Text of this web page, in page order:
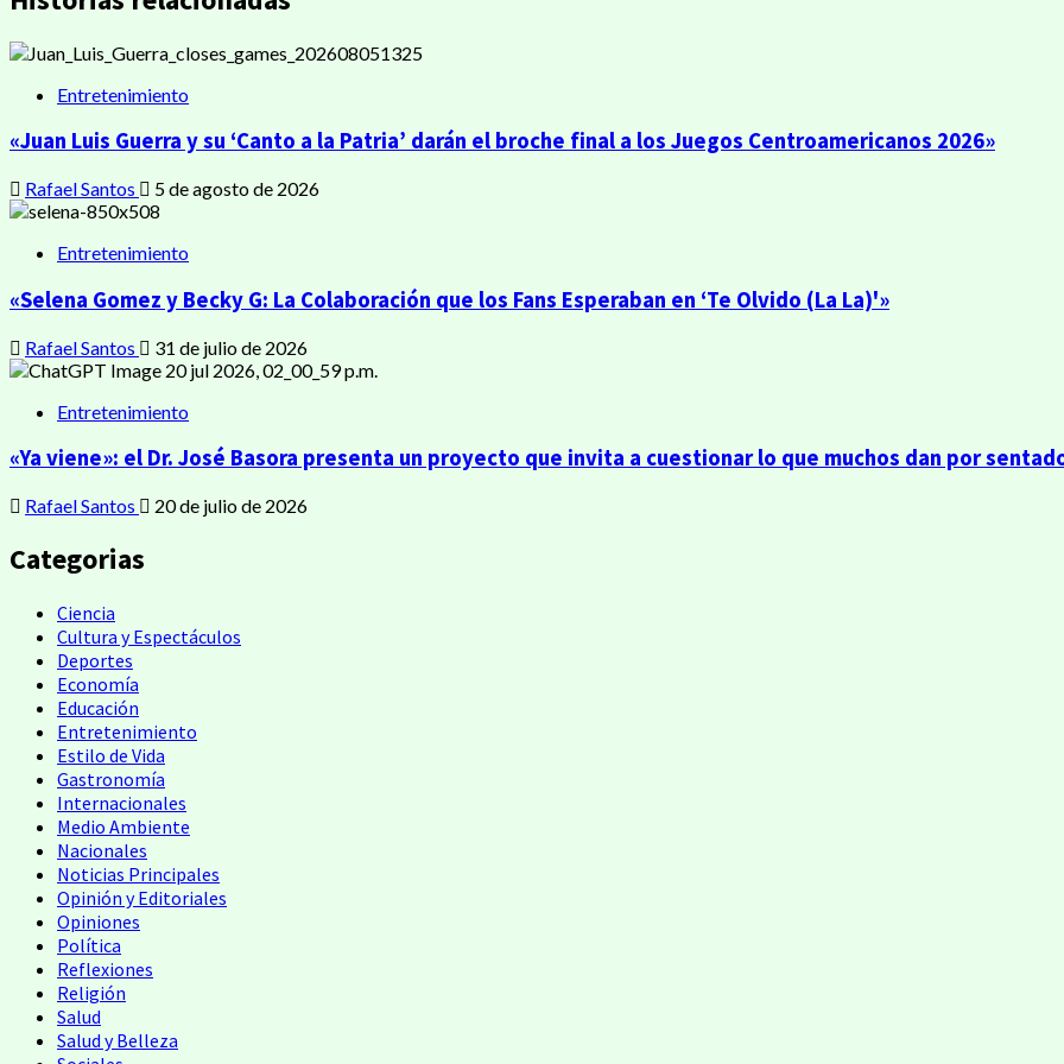
Entretenimiento
«Juan Luis Guerra y su ‘Canto a la Patria’ darán el broche final a los Juegos Centroamericanos 2026»
Rafael Santos 5 de agosto de 2026
Entretenimiento
«Selena Gomez y Becky G: La Colaboración que los Fans Esperaban en ‘Te Olvido (La La)'»
Rafael Santos 31 de julio de 2026
Entretenimiento
«Ya viene»: el Dr. José Basora presenta un proyecto que invita a cuestionar lo que muchos dan por
Rafael Santos 20 de julio de 2026
Categorias
Ciencia
Cultura y Espectáculos
Deportes
Economía
Educación
Entretenimiento
Estilo de Vida
Gastronomía
Internacionales
Medio Ambiente
Nacionales
Noticias Principales
Opinión y Editoriales
Opiniones
Política
Reflexiones
Religión
Salud
Salud y Belleza